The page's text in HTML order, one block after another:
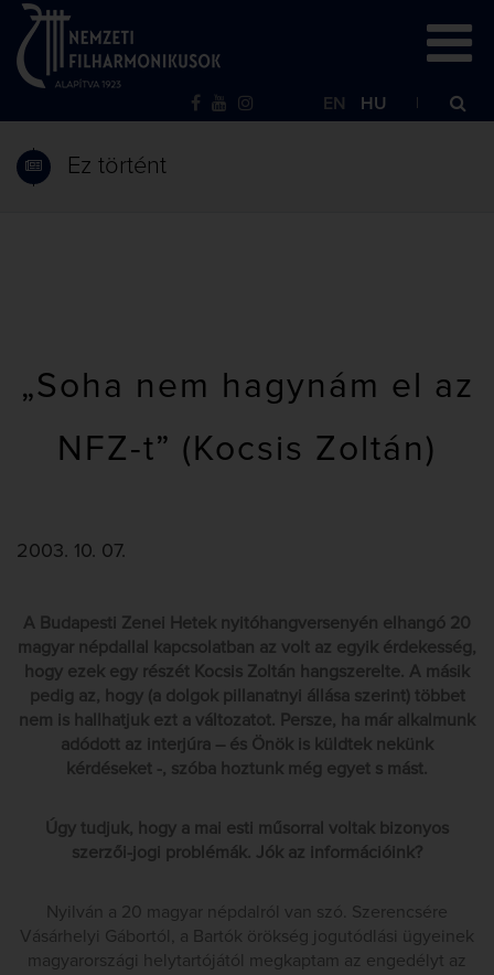
EN HU
Ez történt
„Soha nem hagynám el az
NFZ-t” (Kocsis Zoltán)
2003. 10. 07.
A Budapesti Zenei Hetek nyitóhangversenyén elhangó 20
magyar népdallal kapcsolatban az volt az egyik érdekesség,
hogy ezek egy részét Kocsis Zoltán hangszerelte. A másik
pedig az, hogy (a dolgok pillanatnyi állása szerint) többet
nem is hallhatjuk ezt a változatot. Persze, ha már alkalmunk
adódott az interjúra – és Önök is küldtek nekünk
kérdéseket -, szóba hoztunk még egyet s mást.
Úgy tudjuk, hogy a mai esti műsorral voltak bizonyos
szerzői-jogi problémák. Jók az információink?
Nyilván a 20 magyar népdalról van szó. Szerencsére
Vásárhelyi Gábortól, a Bartók örökség jogutódlási ügyeinek
magyarországi helytartójától megkaptam az engedélyt az